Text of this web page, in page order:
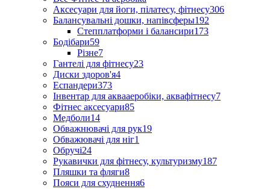
Аксесуари для йоги, пілатесу, фітнесу306
Балансувальні дошки, напівсферы192
Степплатформи і балансири173
Бодібари59
Різне7
Гантелі для фітнесу23
Диски здоров'я4
Еспандери373
Інвентар для аквааеробіки, аквафітнесу7
Фітнес аксесуари85
Медболи14
Обважнювачі для рук19
Обважювачі для ніг1
Обручі24
Рукавички для фітнесу, культуризму187
Пляшки та фляги8
Пояси для схуднення6